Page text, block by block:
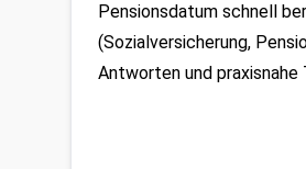
Pensionsdatum schnell
(Sozialversicherung,
Antworten und